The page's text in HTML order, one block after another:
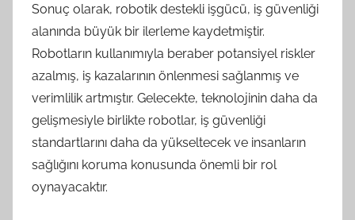
Sonuç olarak, robotik destekli işgücü, iş güvenliği
alanında büyük bir ilerleme kaydetmiştir.
Robotların kullanımıyla beraber potansiyel riskler
azalmış, iş kazalarının önlenmesi sağlanmış ve
verimlilik artmıştır. Gelecekte, teknolojinin daha da
gelişmesiyle birlikte robotlar, iş güvenliği
standartlarını daha da yükseltecek ve insanların
sağlığını koruma konusunda önemli bir rol
oynayacaktır.